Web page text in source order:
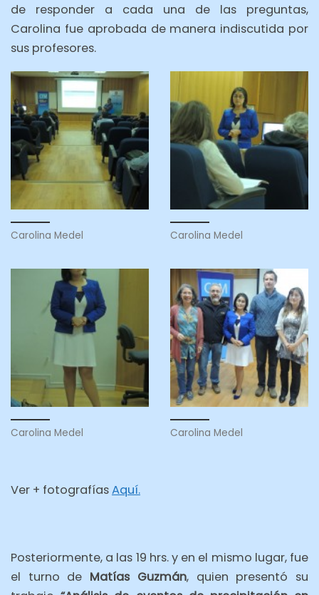
de responder a cada una de las preguntas,
Carolina fue aprobada de manera indiscutida por
sus profesores.
Carolina Medel Carolina Medel
Carolina Medel Carolina Medel
Ver + fotografíasAquí.
Posteriormente, a las 19 hrs. y en el mismo lugar, fue
el turno de Matías Guzmán, quien presentó su